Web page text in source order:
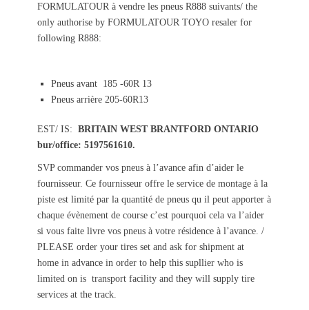
d
o
n
r
FORMULATOUR à vendre les pneus R888 suivants/ the
only authorise by FORMULATOUR TOYO resaler for
following R888:
Pneus avant 185 -60R 13
Pneus arrière 205-60R13
EST/ IS: BRITAIN WEST BRANTFORD ONTARIO
bur/office: 5197561610.
SVP commander vos pneus à l’avance afin d’aider le
fournisseur. Ce fournisseur offre le service de montage à la
piste est limité par la quantité de pneus qu il peut apporter à
chaque évènement de course c’est pourquoi cela va l’aider
si vous faite livre vos pneus à votre résidence à l’avance. /
PLEASE order your tires set and ask for shipment at
home in advance in order to help this supllier who is
limited on is transport facility and they will supply tire
services at the track.